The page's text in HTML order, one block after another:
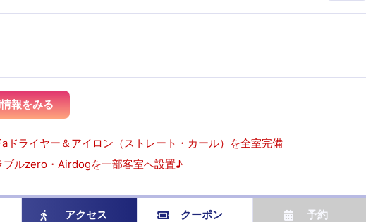
報をみる
ドライヤー＆アイロン（ストレート・カール）を全室完備
ルzero・Airdogを一部客室へ設置♪
アクセス クーポン 予約